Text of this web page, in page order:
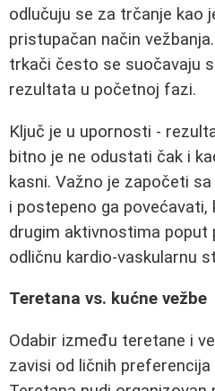
odlučuju se za trčanje kao
pristupačan način
trkači često se suočavaju
rezultata u početnoj fazi.
Ključ je u upornosti -
bitno je ne odustati čak i
kasni. Važno je započeti
i postepeno ga
drugim aktivnostima poput
odličnu kardio-vaskularnu
Teretana vs. kućne vežbe
Odabir između teretane i
zavisi od ličnih